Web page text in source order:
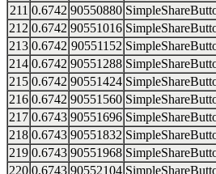
211 0.6742 90550880
212 0.6742 90551016
213 0.6742 90551152
214 0.6742 90551288
215 0.6742 90551424
216 0.6742 90551560
217 0.6743 90551696
218 0.6743 90551832
219 0.6743 90551968
220 0.6743 90552104